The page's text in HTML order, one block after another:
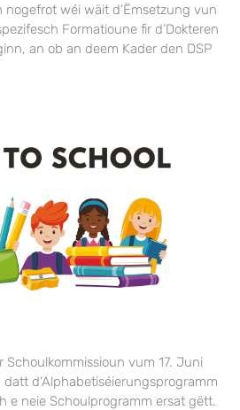
nogefrot wéi wäit d’Ëmsetzung vun
Formatioune fir d’Dokteren
an ob an deem Kader den DSP
vum 17. Juni
d’Alphabetiséierungsprogramm
e neie Schoulprogramm ersat gëtt.